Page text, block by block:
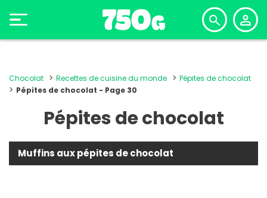
Chocolat Recettes de cuisine du monde
Pépites de chocolat
Pépites de chocolat - Page 30
Pépites de chocolat
Muffins aux pépites de chocolat